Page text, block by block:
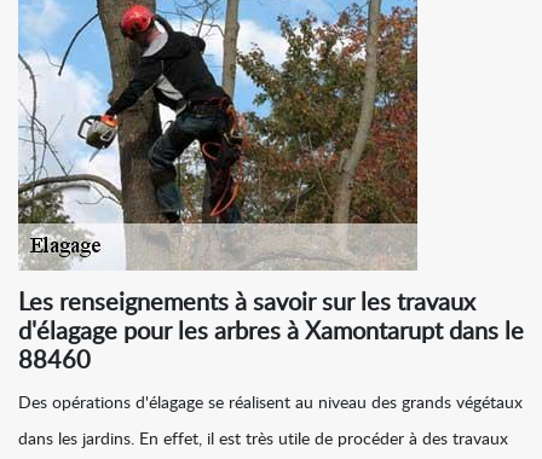
Les renseignements à savoir sur les travaux
d'élagage pour les arbres à Xamontarupt dans le
88460
Des opérations d'élagage se réalisent au niveau des grands végétaux
dans les jardins. En effet, il est très utile de procéder à des travaux